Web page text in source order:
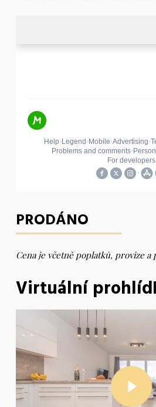
PRODÁNO
Cena je včetně poplatků, provize a
Virtuální
Play Video